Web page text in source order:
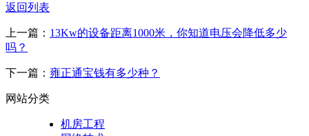
返回列表
上一篇： 13Kw的设备距离1000米，你知道电压会降低多少
吗？
下一篇： 雍正通宝钱有多少种？
网站分类
机房工程